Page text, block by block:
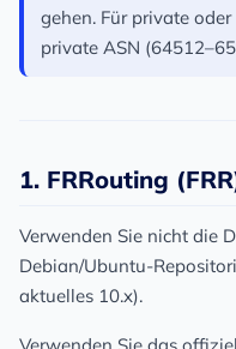
gehen. Für private
private ASN
1. FRRouting
Verwenden Sie nicht die
Debian/Ubuntu-
aktuelles 10.x).